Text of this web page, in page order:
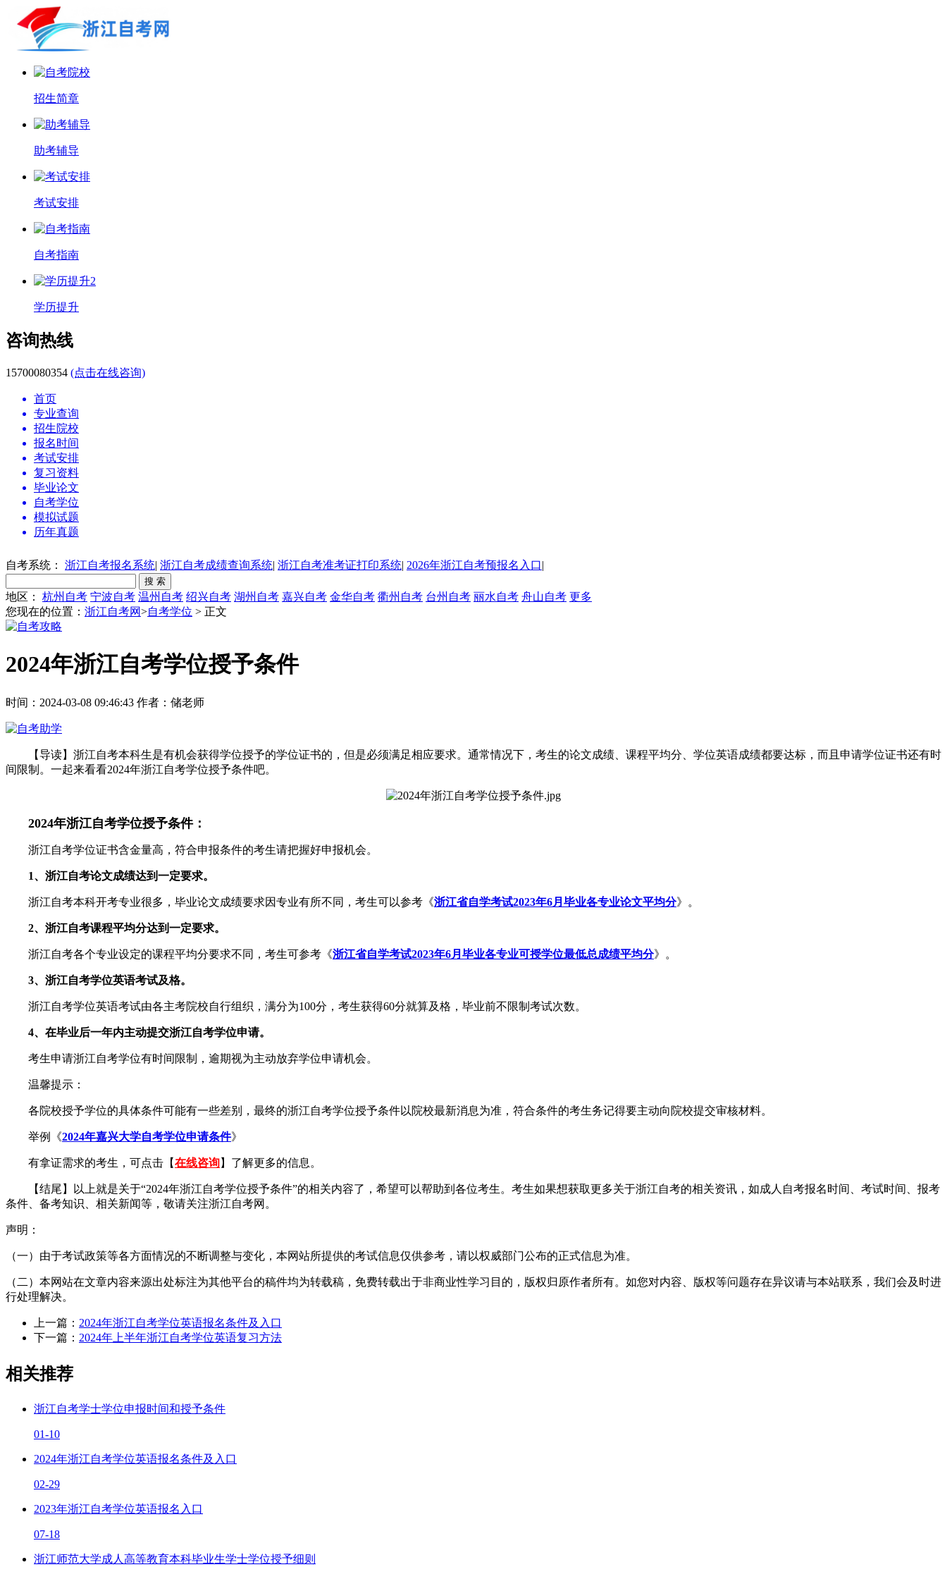
招生简章
助考辅导
考试安排
自考指南
学历提升
咨询热线
15700080354 (点击在线咨询)
首页
专业查询
招生院校
报名时间
考试安排
复习资料
毕业论文
自考学位
模拟试题
历年真题
自考系统： 浙江自考报名系统| 浙江自考成绩查询系统| 浙江自考准考证打印系统| 2026年浙江自考预报名入口|
地区： 杭州自考 宁波自考 温州自考 绍兴自考 湖州自考 嘉兴自考 金华自考 衢州自考 台州自考 丽水自考 舟山自考 更多
您现在的位置： 浙江自考网>自考学位 > 正文
2024年浙江自考学位授予条件
时间：2024-03-08 09:46:43 作者：储老师
【导读】浙江自考本科生是有机会获得学位授予的学位证书的，但是必须满足相应要求。通常情况下，考生的论文成绩、课程平均分、学位英语成绩都要达标，而且申请学位证书还有时
间限制。一起来看看2024年浙江自考学位授予条件吧。
2024年浙江自考学位授予条件：
浙江自考学位证书含金量高，符合申报条件的考生请把握好申报机会。
1、浙江自考论文成绩达到一定要求。
浙江自考本科开考专业很多，毕业论文成绩要求因专业有所不同，考生可以参考《浙江省自学考试2023年6月毕业各专业论文平均分》。
2、浙江自考课程平均分达到一定要求。
浙江自考各个专业设定的课程平均分要求不同，考生可参考《浙江省自学考试2023年6月毕业各专业可授学位最低总成绩平均分》。
3、浙江自考学位英语考试及格。
浙江自考学位英语考试由各主考院校自行组织，满分为100分，考生获得60分就算及格，毕业前不限制考试次数。
4、在毕业后一年内主动提交浙江自考学位申请。
考生申请浙江自考学位有时间限制，逾期视为主动放弃学位申请机会。
温馨提示：
各院校授予学位的具体条件可能有一些差别，最终的浙江自考学位授予条件以院校最新消息为准，符合条件的考生务记得要主动向院校提交审核材料。
举例《2024年嘉兴大学自考学位申请条件》
有拿证需求的考生，可点击【在线咨询】了解更多的信息。
【结尾】以上就是关于“2024年浙江自考学位授予条件”的相关内容了，希望可以帮助到各位考生。考生如果想获取更多关于浙江自考的相关资讯，如成人自考报名时间、考试时间、报考
条件、备考知识、相关新闻等，敬请关注浙江自考网。
声明：
（一）由于考试政策等各方面情况的不断调整与变化，本网站所提供的考试信息仅供参考，请以权威部门公布的正式信息为准。
（二）本网站在文章内容来源出处标注为其他平台的稿件均为转载稿，免费转载出于非商业性学习目的，版权归原作者所有。如您对内容、版权等问题存在异议请与本站联系，我们会及时进
行处理解决。
上一篇： 2024年浙江自考学位英语报名条件及入口
下一篇： 2024年上半年浙江自考学位英语复习方法
相关推荐
浙江自考学士学位申报时间和授予条件
01-10
2024年浙江自考学位英语报名条件及入口
02-29
2023年浙江自考学位英语报名入口
07-18
浙江师范大学成人高等教育本科毕业生学士学位授予细则